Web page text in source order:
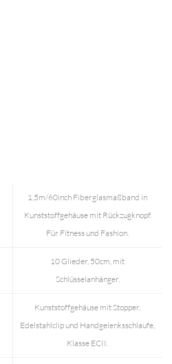
1,5m/60inch Fiberglasmaßband in
Kunststoffgehäuse mit Rückzugknopf.
Für Fitness und Fashion.
10 Glieder, 50cm, mit
Schlüsselanhänger.
Kunststoffgehäuse mit Stopper,
Edelstahlclip und Handgelenksschlaufe,
Klasse ECII.